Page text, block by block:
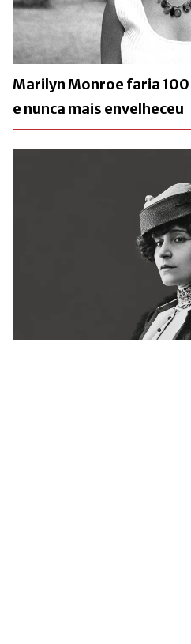
Marilyn Monroe faria
e nunca mais envelheceu